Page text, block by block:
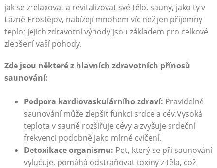
jak se zrelaxovat a revitalizovat své tělo. sauny, jako ty v
Lázně Prostějov, nabízejí mnohem víc než jen příjemný
teplo; jejich zdravotní výhody jsou základem pro celkové
zlepšení vaší pohody.
Zde jsou některé z hlavních zdravotních přínosů
saunování:
Podpora kardiovaskulárního zdraví: Pravidelné
saunování může zlepšit funkci srdce a cév.Vysoká
teplota v sauně rozšiřuje cévy a zvyšuje srdeční
frekvenci podobně jako mírné cvičení.
Detoxikace organismu: Pot, který se při saunování
vylučuje, pomáhá odstraňovat toxiny z těla, což